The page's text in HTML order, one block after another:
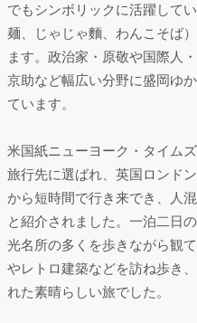
でもシンボリックに活躍して
麺、じゃじゃ麵、わんこそば
ます。政治家・原敬や国際人
京助など幅広い分野に盛岡ゆ
ています。
米国紙ニューヨーク・タイム
旅行先に選ばれ、英国ロンド
から短時間で行き来でき、人
と紹介されました。一泊二日
光名所の多くを歩きながら観
やレトロ建築などを訪ね歩き
れた素晴らしい旅でした。